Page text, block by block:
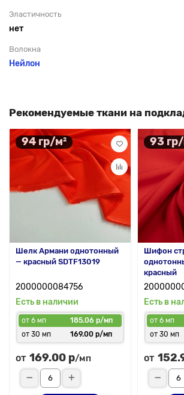
Эластичность
нет
Волокна
Нейлон
Рекомендуемые ткани на
94 гр/м²
Шелк Армани однотонный
— красный SDTF13019
2000000084756
Есть в наличии
от 6 мп
185.06 р/мп
от 30 мп
169.00 р/мп
от 169.00 р/мп
93
Шифон
красный
Есть в
от 6 мп
от 30 мп
от